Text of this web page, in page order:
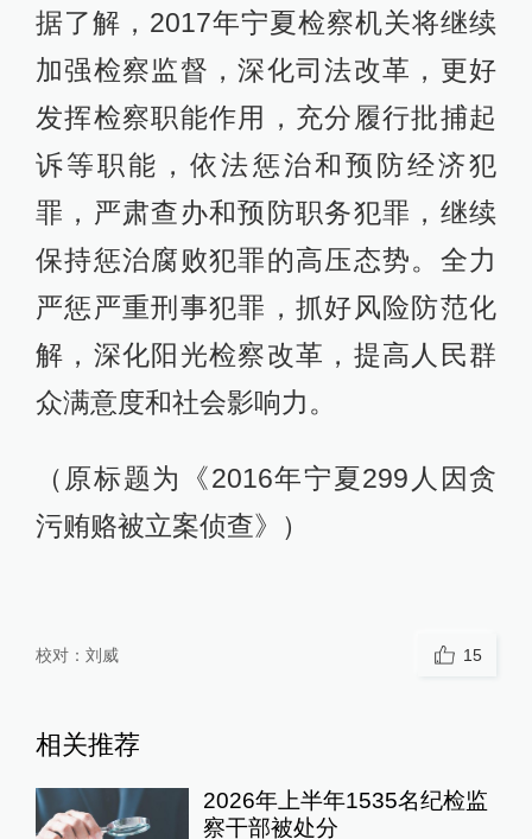
据了解，2017年宁夏检察机关将继续
加强检察监督，深化司法改革，更好
发挥检察职能作用，充分履行批捕起
诉等职能，依法惩治和预防经济犯
罪，严肃查办和预防职务犯罪，继续
保持惩治腐败犯罪的高压态势。全力
严惩严重刑事犯罪，抓好风险防范化
解，深化阳光检察改革，提高人民群
众满意度和社会影响力。
（原标题为《2016年宁夏299人因贪
污贿赂被立案侦查》）
校对： 刘威 15
相关推荐
2026年上半年1535名纪检监
察干部被处分